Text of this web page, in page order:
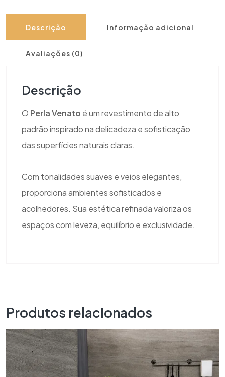
Descrição Informação adicional
Avaliações (0)
Descrição
O Perla Venato é um revestimento de alto
padrão inspirado na delicadeza e sofisticação
das superfícies naturais claras.
Com tonalidades suaves e veios elegantes,
proporciona ambientes sofisticados e
acolhedores. Sua estética refinada valoriza os
espaços com leveza, equilíbrio e exclusividade.
Produtos relacionados